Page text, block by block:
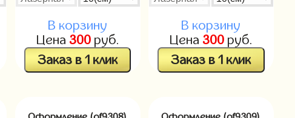
В корзину
Цена 300руб.
Заказ в 1 клик
В корзину
Цена 300руб.
Заказ в 1 клик